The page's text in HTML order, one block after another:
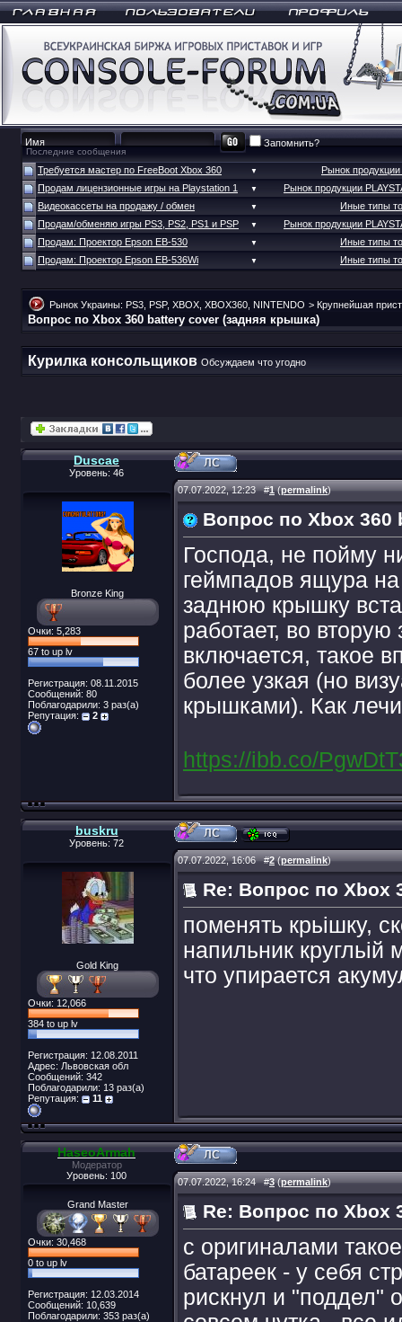
Запомнить?
Последние сообщения
Требуется мастер по FreeBoot Xbox 360 ▼
Рынок продукции
Продам лицензионные игры на Playstation 1
▼
Рынок продукции
Видеокассеты на продажу / обмен
▼
Иные типы
Продам/обменяю игры PS3, PS2, PS1 и PSP
▼
Рынок продукции
Продам: Проектор Epson EB-530
▼
Иные типы
Продам: Проектор Epson EB-536Wi
▼ Иные типы
Рынок Украины: PS3, PSP, XBOX, XBOX360, NINTENDO > Крупнейшая
Вопрос по Xbox 360 battery cover (задняя крышка)
Курилка консольщиков Обсуждаем что угодно
Duscae
Уровень: 46
Bronze King
Очки: 5,283
67 to up lv
Регистрация: 08.11.2015
Сообщений: 80
Поблагодарили: 3 раз(а)
Репутация:
2
07.07.2022, 12:23#1(permalink)
Вопрос по Xbox 360
Господа, не пойму
геймпадов ящура
заднюю крышку
работает, во
включается, такое
более узкая (но
крышками). Как
https://ibb.co/
buskru
Уровень: 72
Gold King
Очки: 12,066
384 to up lv
Регистрация: 12.08.2011
Адрес: Львовская обл
Сообщений: 342
Поблагодарили: 13 раз(а)
Репутация:
11
07.07.2022, 16:06#2(permalink)
Re: Вопрос по Xbox
поменять крьішку,
напильник кругльій
что упирается
HaseoArmah
Модератор
Уровень: 100
Grand Master
Очки: 30,468
0 to up lv
Регистрация: 12.03.2014
Сообщений: 10,639
Поблагодарили: 353 раз(а)
07.07.2022, 16:24#3(permalink)
Re: Вопрос по Xbox
с оригиналами
батареек - у себя
рискнул и "поддел"